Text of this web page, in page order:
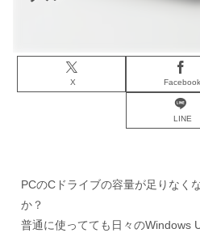
X Facebook
LINE
PCのCドライブの容量が足りなく
か？
普通に使ってても日々のWindows